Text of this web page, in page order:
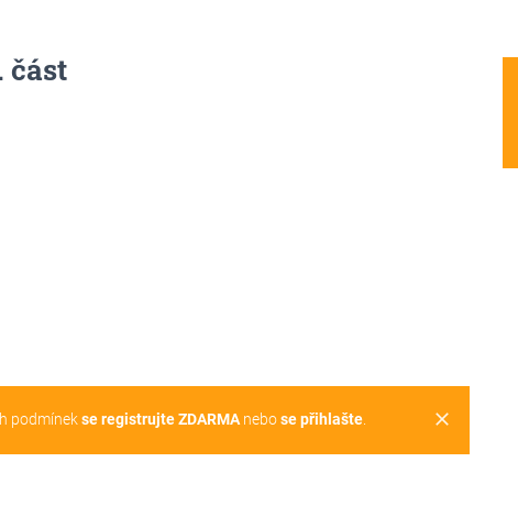
část
clear
podmínekse registrujte ZDARMAnebose přihlašte.